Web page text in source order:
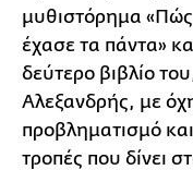
μυθιστόρημα
έχασε τα πάντα»
δεύτερο βιβλίο
Αλεξανδρής, με
προβληματισμό
τροπές που δίνει